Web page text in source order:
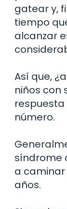
gatear y,
tiempo
alcanzar
Así que,
niños con
número.
síndrome
a caminar
años.